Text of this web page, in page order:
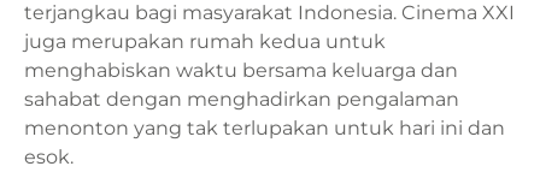
terjangkau bagi masyarakat Indonesia. Cinema XXI
juga merupakan rumah kedua untuk
menghabiskan waktu bersama keluarga dan
sahabat dengan menghadirkan pengalaman
menonton yang tak terlupakan untuk hari ini dan
esok.